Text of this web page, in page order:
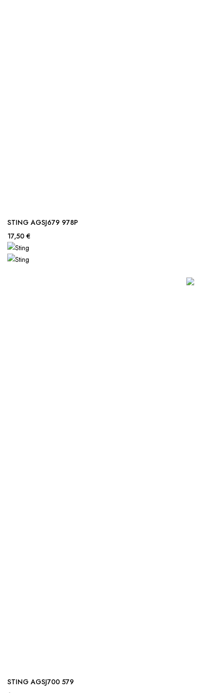
STING AGSJ679 978P
17,50 €
STING AGSJ700 579